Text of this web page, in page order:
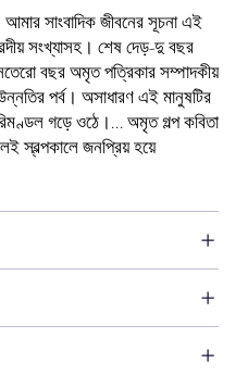
সাংবাদিক জীবনের সূচনা এই
সংখ্যাসহ। শেষ দেড়-দু বছর
বছর অমৃত পত্রিকার সম্পাদকীয়
পর্ব। অসাধারণ এই মানুষটির
গড়ে ওঠে।... অমৃত গল্প কবিতা
স্বল্পকালে জনপ্রিয় হয়ে